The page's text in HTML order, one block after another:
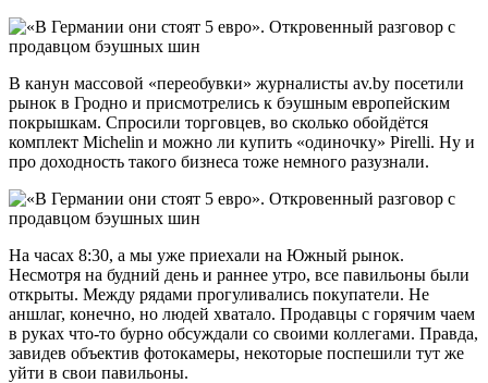
В канун массовой «переобувки» журналисты av.by посетили
рынок в Гродно и присмотрелись к бэушным европейским
покрышкам. Спросили торговцев, во cколько обойдётся
комплект Michelin и можно ли купить «одиночку» Pirelli. Ну и
про доходность такого бизнеса тоже немного разузнали.
На часах 8:30, а мы уже приехали на Южный рынок.
Несмотря на будний день и раннее утро, все павильоны были
открыты. Между рядами прогуливались покупатели. Не
аншлаг, конечно, но людей хватало. Продавцы с горячим чаем
в руках что-то бурно обсуждали со своими коллегами. Правда,
завидев объектив фотокамеры, некоторые поспешили тут же
уйти в свои павильоны.